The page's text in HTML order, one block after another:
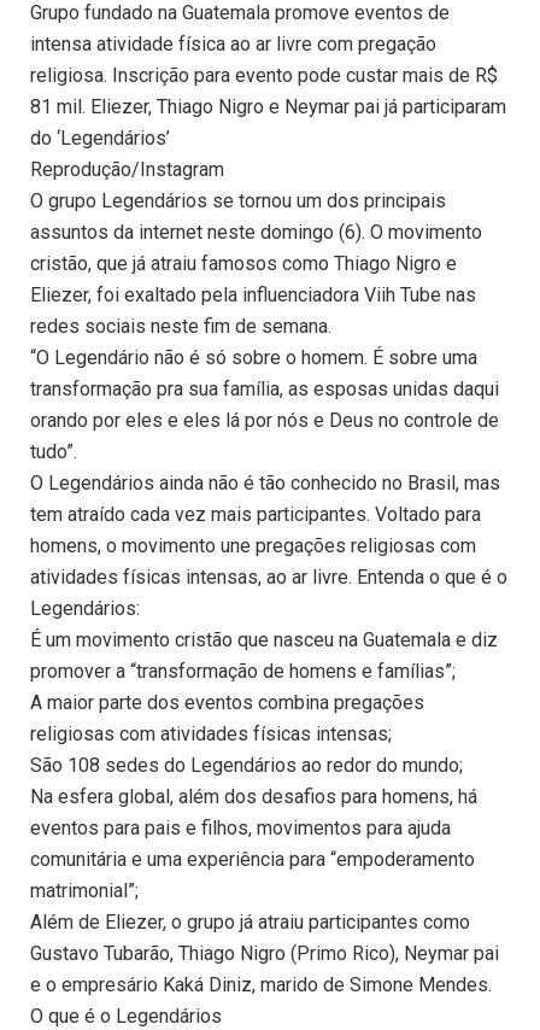
Grupo fundado na Guatemala promove eventos de
intensa atividade física ao ar livre com pregação
religiosa. Inscrição para evento pode custar mais de R$
81 mil. Eliezer, Thiago Nigro e Neymar pai já participaram
do ‘Legendários’
Reprodução/Instagram
O grupo Legendários se tornou um dos principais
assuntos da internet neste domingo (6). O movimento
cristão, que já atraiu famosos como Thiago Nigro e
Eliezer, foi exaltado pela influenciadora Viih Tube nas
redes sociais neste fim de semana.
“O Legendário não é só sobre o homem. É sobre uma
transformação pra sua família, as esposas unidas daqui
orando por eles e eles lá por nós e Deus no controle de
tudo”.
O Legendários ainda não é tão conhecido no Brasil, mas
tem atraído cada vez mais participantes. Voltado para
homens, o movimento une pregações religiosas com
atividades físicas intensas, ao ar livre. Entenda o que é o
Legendários:
É um movimento cristão que nasceu na Guatemala e diz
promover a “transformação de homens e famílias”;
A maior parte dos eventos combina pregações
religiosas com atividades físicas intensas;
São 108 sedes do Legendários ao redor do mundo;
Na esfera global, além dos desafios para homens, há
eventos para pais e filhos, movimentos para ajuda
comunitária e uma experiência para “empoderamento
matrimonial”;
Além de Eliezer, o grupo já atraiu participantes como
Gustavo Tubarão, Thiago Nigro (Primo Rico), Neymar pai
e o empresário Kaká Diniz, marido de Simone Mendes.
O que é o Legendários